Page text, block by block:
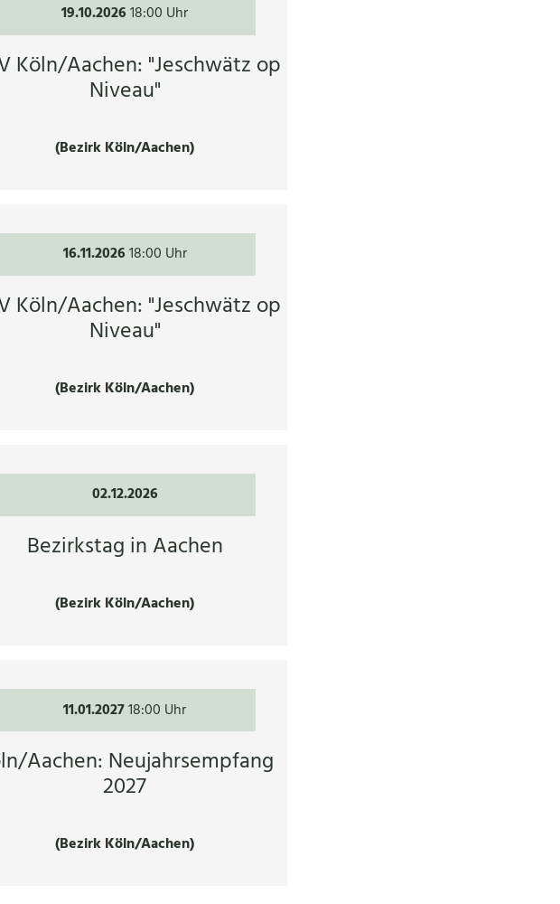
19.10.202618:00 Uhr
Köln/Aachen: "Jeschwätz op
Niveau"
(Bezirk Köln/Aachen)
16.11.202618:00 Uhr
Köln/Aachen: "Jeschwätz op
Niveau"
(Bezirk Köln/Aachen)
02.12.2026
Bezirkstag in Aachen
(Bezirk Köln/Aachen)
11.01.202718:00 Uhr
Aachen: Neujahrsempfang
2027
(Bezirk Köln/Aachen)